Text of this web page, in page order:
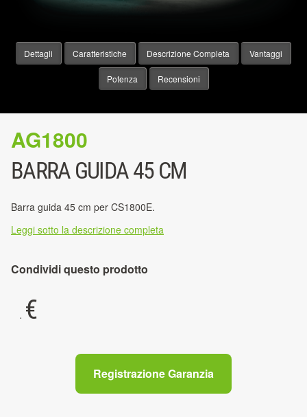
Dettagli Caratteristiche Descrizione Completa Vantaggi
Potenza Recensioni
Registrazione Garanzia
AG1800
BARRA GUIDA 45 CM
Barra guida 45 cm per CS1800E.
Leggi sotto la descrizione completa
Condividi questo prodotto
. €